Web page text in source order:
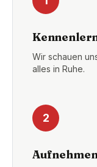
Wir schauen
alles in Ruhe.
2
Aufnehmen